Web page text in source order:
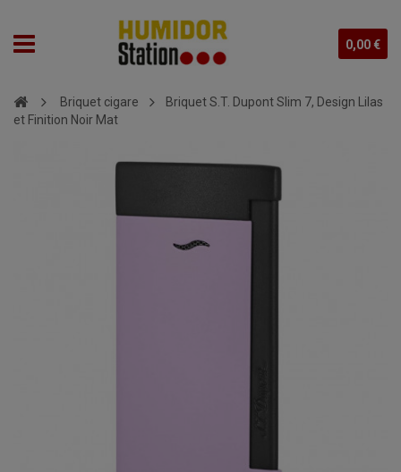
0,00 €
Briquet cigare
Briquet S.T. Dupont Slim 7, Design Lilas
et Finition Noir Mat